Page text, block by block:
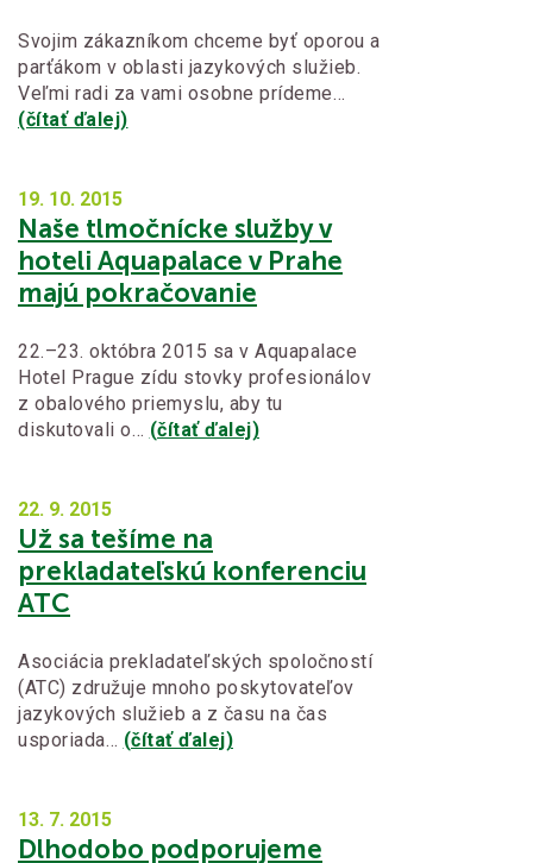
Svojim zákazníkom chceme byť oporou a
parťákom v oblasti jazykových služieb.
Veľmi radi za vami osobne prídeme…
(čítať ďalej)
19. 10. 2015
Naše tlmočnícke služby v
hoteli Aquapalace v Prahe
majú pokračovanie
22.–23. októbra 2015 sa v Aquapalace
Hotel Prague zídu stovky profesionálov
z obalového priemyslu, aby tu
diskutovali o… (čítať ďalej)
22. 9. 2015
Už sa tešíme na
prekladateľskú konferenciu
ATC
Asociácia prekladateľských spoločností
(ATC) združuje mnoho poskytovateľov
jazykových služieb a z času na čas
usporiada… (čítať ďalej)
13. 7. 2015
Dlhodobo podporujeme